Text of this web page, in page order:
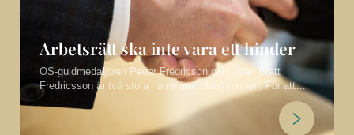
Arbetsrätt ska inte vara ett hinder
OS-guldmedaljören Peder Fredricson och Lisen Bratt
Fredricsson är två stora namn inom hästsporten. För att
kunna fokusera fullt ut på sin verksamhet har de valt att ta
använda sig av vårt tjänst “HR-stöd på abonnemang”. Vi tar
hand om personalfrågorna och arbetsrätten som givetvis